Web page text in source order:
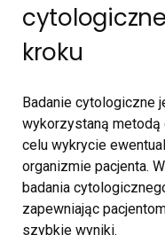
kroku
Badanie cytologiczne
wykorzystaną metodą
celu wykrycie
organizmie pacjenta.
badania
zapewniając
szybkie wyniki.